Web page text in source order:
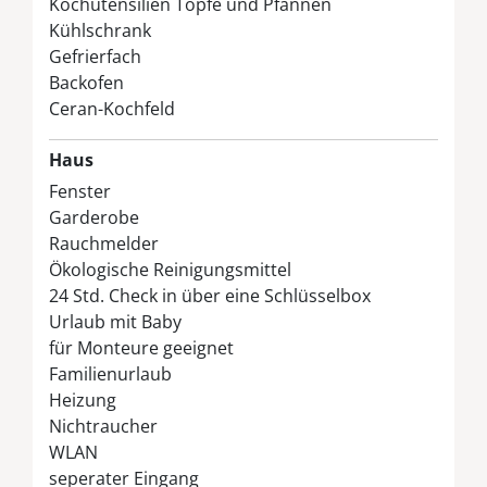
Schlafzimmer mit einem Doppelbett
und Fernseher, zwei Schlafzimmer mit je zwei
Einzelbetten, Fliegengitter, Außenjalousien,
Kinderreisebett
Waschtisch, WC, Fön
Gäste-WC:
Außenbereich:
Sandmuschel, Schaukel, Sonnenschirm,Grill,
zwei Waschmaschinen und ein Trockner in
einem separatem Waschraum zur gemeinsamen
Nutzung, Bollerwagen
Ihr Auto können Sie direkt an Ihrem Ferienhaus
abstellen.
Kühlschrank
Gefrierfach
Backofen
Ceran-Kochfeld
Haus
Fenster
Garderobe
Rauchmelder
Ökologische Reinigungsmittel
24 Std. Check in über eine Schlüsselbox
Urlaub mit Baby
für Monteure geeignet
Familienurlaub
Heizung
Nichtraucher
WLAN
seperater Eingang